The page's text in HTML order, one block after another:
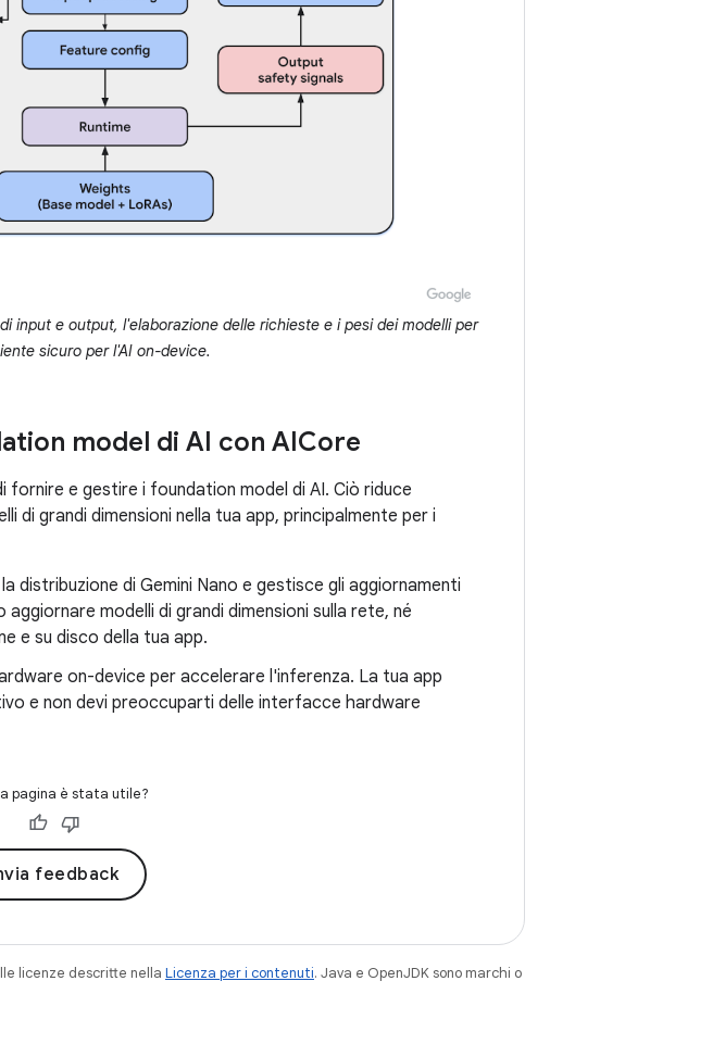
input e output, l'elaborazione delle richieste e i pesi dei modelli per
sicuro per l'AI on-device.
model di AI con AICore
e gestire i foundation model di AI. Ciò riduce
di grandi dimensioni nella tua app, principalmente per i
distribuzione di Gemini Nano e gestisce gli aggiornamenti
modelli di grandi dimensioni sulla rete, né
e su disco della tua app.
on-device per accelerare l'inferenza. La tua app
e non devi preoccuparti delle interfacce hardware
pagina è stata utile?
feedback
licenze descritte nella Licenza per i contenuti. Java e OpenJDK sono marchi o